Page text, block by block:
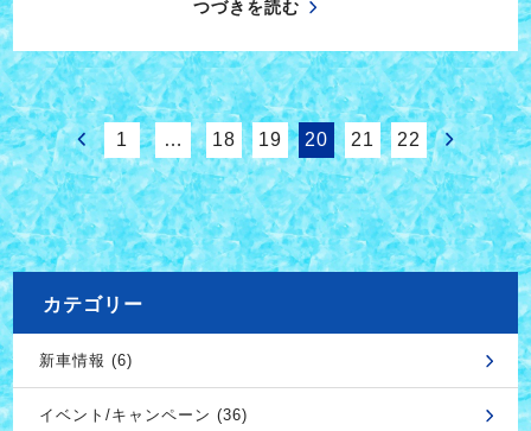
つづきを読む
1 … 18 19 20 21 22
カテゴリー
新車情報 (6)
イベント/キャンペーン (36)